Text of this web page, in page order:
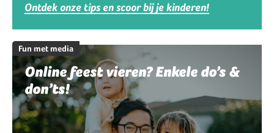
Ontdek onze tips en scoor bij je kinderen!
Fun met media
Online feest vieren? Enkele do’s &
don’ts!